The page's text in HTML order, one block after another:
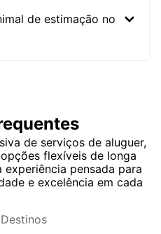
de estimação no
de serviços de aluguer,
flexíveis de longa
pensada para
e excelência em cada